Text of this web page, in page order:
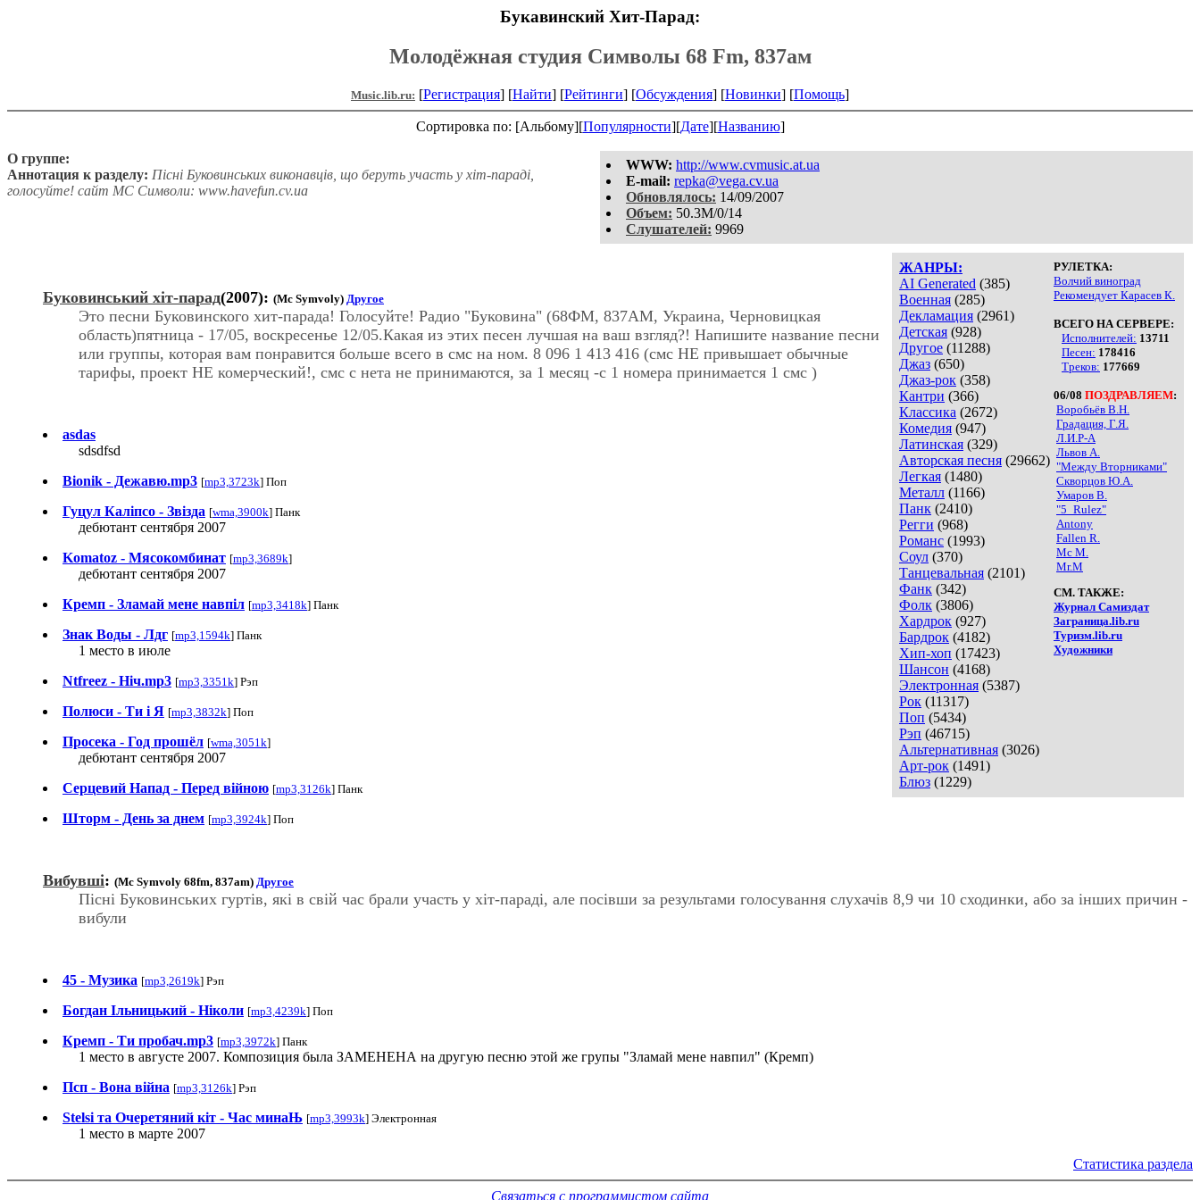
Букавинский Хит-Парад:
Молодёжная студия Символы 68 Fm, 837ам
Music.lib.ru: [Регистрация] [Найти] [Рейтинги] [Обсуждения] [Новинки] [Помощь]
Сортировка по: [Альбому][Популярности][Дате][Названию]
WWW: http://www.cvmusic.at.ua
E-mail: repka@vega.cv.ua
Обновлялось: 14/09/2007
Объем: 50.3M/0/14
Слушателей: 9969
О группе:
Аннотация к разделу: Пісні Буковинських виконавців, що беруть участь у хiт-парадi,
голосуйте! сайт МС Символи: www.havefun.cv.ua
ЖАНРЫ:
AI Generated (385)
Военная (285)
Декламация (2961)
Детская (928)
Другое (11288)
Джаз (650)
Джаз-рок (358)
Кантри (366)
Классика (2672)
Комедия (947)
Латинская (329)
Авторская песня (29662)
Легкая (1480)
Металл (1166)
Панк (2410)
Регги (968)
Романс (1993)
Соул (370)
Танцевальная (2101)
Фанк (342)
Фолк (3806)
Хардрок (927)
Бардрок (4182)
Хип-хоп (17423)
Шансон (4168)
Электронная (5387)
Рок (11317)
Поп (5434)
Рэп (46715)
Альтернативная (3026)
Арт-рок (1491)
Блюз (1229)
РУЛЕТКА:
Волчий виноград
Рекомендует Карасев К.
ВСЕГО НА СЕРВЕРЕ:
Исполнителей: 13711
Песен: 178416
Треков: 177669
06/08 ПОЗДРАВЛЯЕМ:
Воробьёв В.Н.
Градация, Г.Я.
Л.И.Р-А
Львов А.
"Между Вторниками"
Скворцов Ю.А.
Умаров В.
"5_Rulez"
Antony
Fallen R.
Mc M.
Mr.M
СМ. ТАКЖЕ:
Журнал Самиздат
Заграница.lib.ru
Туризм.lib.ru
Художники
Буковинський хiт-парад(2007): (Mc Symvoly) Другое
Это песни Буковинского хит-парада! Голосуйте! Радио "Буковина" (68ФМ, 837АМ, Украина, Черновицкая
область)пятница - 17/05, воскресенье 12/05.Какая из этих песен лучшая на ваш взгляд?! Напишите название песни
или группы, которая вам понравится больше всего в смс на ном. 8 096 1 413 416 (смс НЕ привышает обычные
тарифы, проект НЕ комерческий!, смс с нета не принимаются, за 1 месяц -с 1 номера принимается 1 смс )
asdas
sdsdfsd
Bionik - Дежавю.mp3 [mp3,3723k] Поп
Гуцул Калiпсо - Звiзда [wma,3900k] Панк
дебютант сентября 2007
Komatoz - Мясокомбинат [mp3,3689k]
дебютант сентября 2007
Кремп - Зламай мене навпiл [mp3,3418k] Панк
Знак Воды - Лдг [mp3,1594k] Панк
1 место в июле
Ntfreez - Нiч.mp3 [mp3,3351k] Рэп
Полюси - Ти i Я [mp3,3832k] Поп
Просека - Год прошёл [wma,3051k]
дебютант сентября 2007
Серцевий Напад - Перед вiйною [mp3,3126k] Панк
Шторм - День за днем [mp3,3924k] Поп
Вибувшi: (Mc Symvoly 68fm, 837am) Другое
Пiснi Буковинських гуртiв, якi в свiй час брали участь у хiт-парадi, але посiвши за результами голосування слухачiв 8,9 чи 10 сходинки, або за iнших причин -
вибули
45 - Музика [mp3,2619k] Рэп
Богдан Iльницький - Нiколи [mp3,4239k] Поп
Кремп - Ти пробач.mp3 [mp3,3972k] Панк
1 место в августе 2007. Композиция была ЗАМЕНЕНА на другую песню этой же групы "Зламай мене навпил" (Кремп)
Псп - Вона вiйна [mp3,3126k] Рэп
Stelsi та Очеретяний кiт - Час минаЊ [mp3,3993k] Электронная
1 место в марте 2007
Статистика раздела
Связаться с программистом сайта